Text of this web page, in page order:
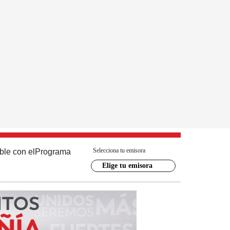
con el Programa Selecciona tu emisora
Elige tu emisora